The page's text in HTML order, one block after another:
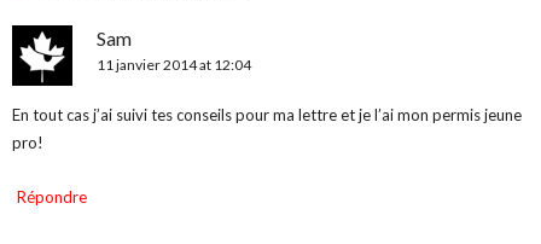
Sam
11 janvier 2014 at 12:04
En tout cas j’ai suivi tes conseils pour ma lettre et je l’ai mon permis jeune
pro!
Répondre